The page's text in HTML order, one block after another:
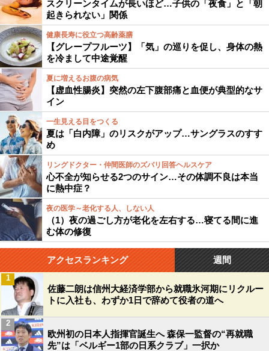
スクリーンタイムが長いほど…子供の「夜食」と「朝
起きられない」関係
健康長寿に役立つ高齢薬膳
【グレープフルーツ】「気」の巡りを促し、身体の熱
を冷まして中途覚醒
夏に増えるお腹の病気
【虚血性腸炎】突然の左下腹部痛と血便が典型的なサ
イン
一生見える目をつくる
夏は「白内障」のリスクがアップ…サングラスのすす
め
リングドクター・仲間医師のズバリ回答ヘルスケア
心不全が知らせる2つのサイン…その体調不良は本当
に熱中症？
夜の医学～老化する人、しない人
（1）夜の過ごし方が老化を左右する…寝てる間に進
む体の修復
アクセスランキング 週間
佐藤二朗は信州大経済学部から就職氷河期にリクルー
トに入社も、わずか1日で辞めて役者の道へ
1
欧州初の日本人指揮官誕生へ 森保一監督の“再就職
先”は「ベルギー1部の日系クラブ」一択か
2